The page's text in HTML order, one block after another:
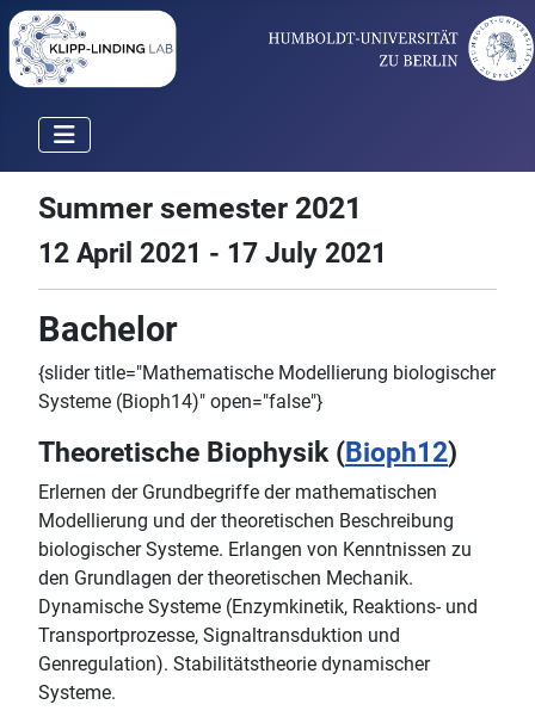
Summer semester 2021
12 April 2021 - 17 July 2021
Bachelor
{slider title="Mathematische Modellierung biologischer
Systeme (Bioph14)" open="false"}
Theoretische Biophysik (Bioph12)
Erlernen der Grundbegriffe der mathematischen
Modellierung und der theoretischen Beschreibung
biologischer Systeme. Erlangen von Kenntnissen zu
den Grundlagen der theoretischen Mechanik.
Dynamische Systeme (Enzymkinetik, Reaktions- und
Transportprozesse, Signaltransduktion und
Genregulation). Stabilitätstheorie dynamischer
Systeme.